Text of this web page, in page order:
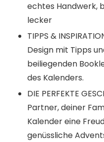
echtes Handwerk,
lecker
TIPPS &
Design mit Tipps
beiliegenden
des Kalenders.
DIE PERFEKTE
Partner, deiner
Kalender eine
genüssliche